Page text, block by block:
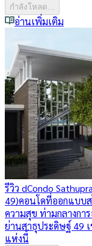
กำลังโหลด...
อ่านเพิ่มเติม
รีวิว dCondo
49)คอนโดที่ออกแบบส
ความสุข ท่ามกลางก
ย่านสาธุประดิษฐ์ 49
แห่งนี้